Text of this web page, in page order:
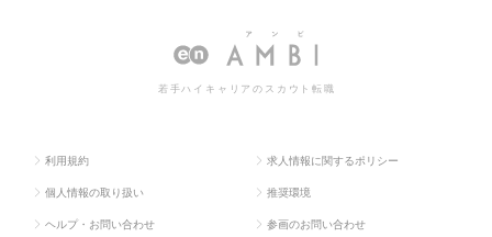
若手ハイキャリアのスカウト転職
利用規約 求人情報に関するポリシー
個人情報の取り扱い 推奨環境
ヘルプ・お問い合わせ 参画のお問い合わせ